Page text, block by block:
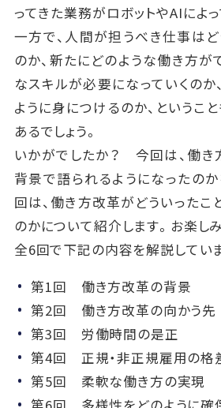
ってきた業務がロボットやAIによ
一方で、人間が担うべき仕事は
のか、新たにどのような働き方が
なスキルが必要になっていくのか
ように身につけるのか、というこ
あるでしょう。
いかがでしたか？ 今回は、働き
背景で語られるようになったの
回は、働き方改革がどういったこ
のかについて紹介します。お楽しみ
全6回で下記の内容を解説していま
第1回 働き方改革の背景
第2回 働き方改革の向かう先
第3回 労働時間の是正
第4回 正規・非正規雇用の格
第5回 柔軟な働き方の実現